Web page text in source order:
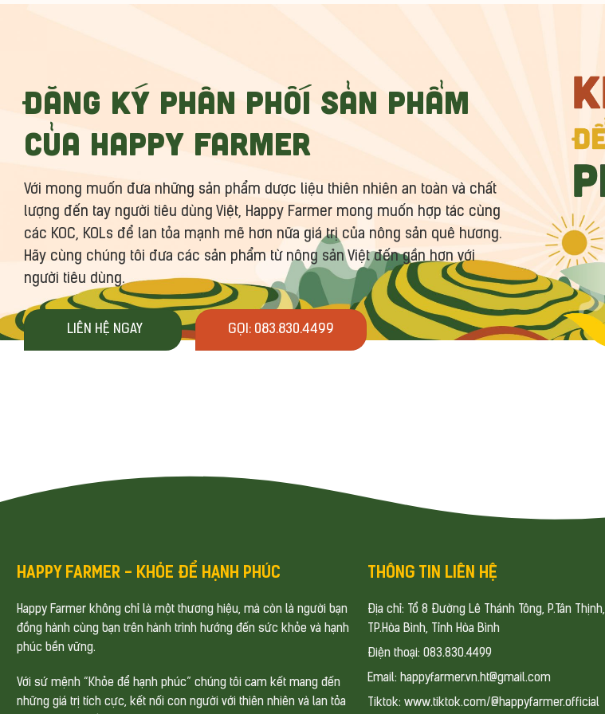
Đăng ký phân phối sản phẩm
của Happy Farmer
Với mong muốn đưa những sản phẩm dược liệu thiên nhiên an toàn và chất
lượng đến tay người tiêu dùng Việt, Happy Farmer mong muốn hợp tác cùng
các KOC, KOLs để lan tỏa mạnh mẽ hơn nữa giá trị của nông sản quê hương.
Hãy cùng chúng tôi đưa các sản phẩm từ nông sản Việt đến gần hơn với
người tiêu dùng.
LIÊN HỆ NGAY GỌI: 083.830.4499
HAPPY FARMER - KHỎE ĐỂ HẠNH PHÚC
Happy Farmer không chỉ là một thương hiệu, mà còn là người bạn
đồng hành cùng bạn trên hành trình hướng đến sức khỏe và hạnh
phúc bền vững.
Với sứ mệnh “Khỏe để hạnh phúc” chúng tôi cam kết mang đến
những giá trị tích cực, kết nối con người với thiên nhiên và lan tỏa
THÔNG TIN LIÊN HỆ
Địa chỉ: Tổ 8 Đường Lê Thánh Tông, P.Tân Thịnh,
TP.Hòa Bình, Tỉnh Hòa Bình
Điện thoại:083.830.4499
Email: happyfarmer.vn.ht@gmail.com
Tiktok:www.tiktok.com/@happyfarmer.official